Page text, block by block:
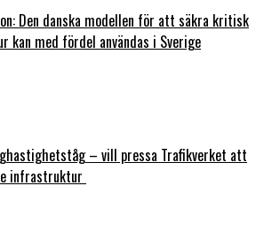
Den danska modellen för att säkra kritisk
kan med fördel användas i Sverige
– vill pressa Trafikverket att
infrastruktur